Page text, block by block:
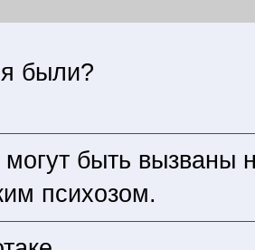
были?
быть вызваны
психозом.